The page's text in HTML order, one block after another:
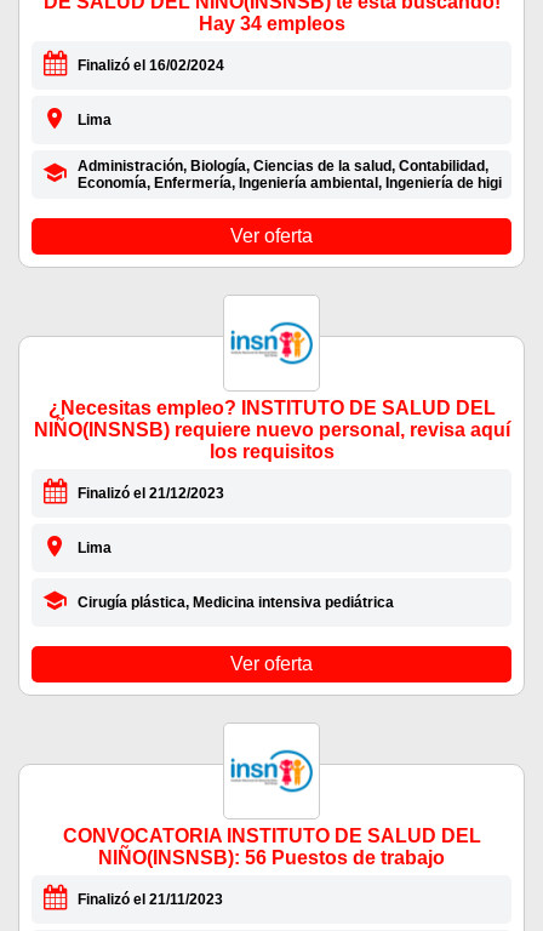
Hay 34 empleos
Finalizó el 16/02/2024
Lima
Administración, Biología, Ciencias de la salud, Contabilidad,
Economía, Enfermería, Ingeniería ambiental, Ingeniería de higi
Ver oferta
¿Necesitas empleo? INSTITUTO DE SALUD DEL
NIÑO(INSNSB) requiere nuevo personal, revisa aquí
los requisitos
Finalizó el 21/12/2023
Lima
Cirugía plástica, Medicina intensiva pediátrica
Ver oferta
CONVOCATORIA INSTITUTO DE SALUD DEL
NIÑO(INSNSB): 56 Puestos de trabajo
Finalizó el 21/11/2023